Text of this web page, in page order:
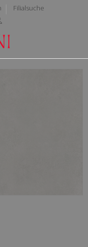
Filialsuche